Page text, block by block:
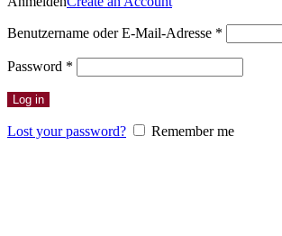
Benutzername oder E-Mail-Adresse *
Password *
Log in
Lost your password? Remember me